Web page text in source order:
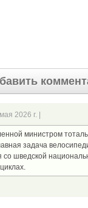
2026 г. |
министром
задача
со шведской